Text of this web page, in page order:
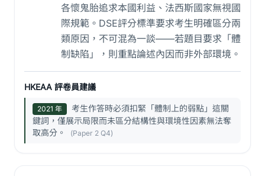
各懷鬼胎追求本國利益、法西斯國家無視國
際規範。DSE評分標準要求考生明確區分兩
類原因，不可混為一談——若題目要求「體
制缺陷」，則重點論述內因而非外部環境。
HKEAA 評卷員建議
2021 年
考生作答時必須扣緊「體制上的弱點」這關
鍵詞，僅展示局限而未區分結構性與環境性因素無法奪
取高分。
(Paper 2 Q4)